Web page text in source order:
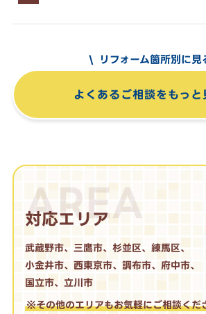
リフォーム箇所別に見
よくあるご相談をもっと
AREA
対応エリア
武蔵野市、三鷹市、杉並区、練馬区、
小金井市、西東京市、調布市、府中市、
国立市、立川市
※その他のエリアもお気軽にご相談くだ